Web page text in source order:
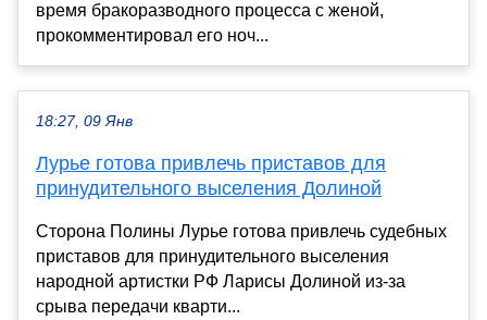
время бракоразводного процесса с женой,
прокомментировал его ноч...
18:27, 09 Янв
Лурье готова привлечь приставов для
принудительного выселения Долиной
Сторона Полины Лурье готова привлечь судебных
приставов для принудительного выселения
народной артистки РФ Ларисы Долиной из-за
срыва передачи кварти...